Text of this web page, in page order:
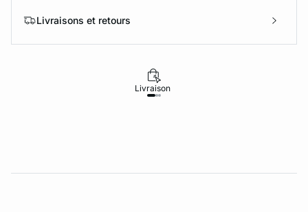
Livraisons et retours
Livraison